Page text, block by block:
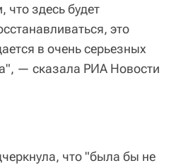
что здесь будет
это
в очень серьезных
— сказала РИА Новости
что "была бы не